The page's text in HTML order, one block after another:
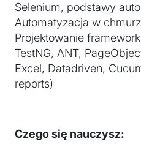
Selenium, podstawy
Automatyzacja w
Projektowanie
TestNG, ANT,
Excel, Datadriven,
reports)
Czego się nauczysz: